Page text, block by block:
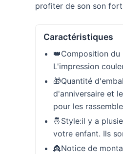
profiter de son son
Caractéristiques
👑Composition du
L'impression
🎁Quantité
d'anniversaire et
pour les
🤴Style:il y a
votre enfant. Ils
👸Notice de